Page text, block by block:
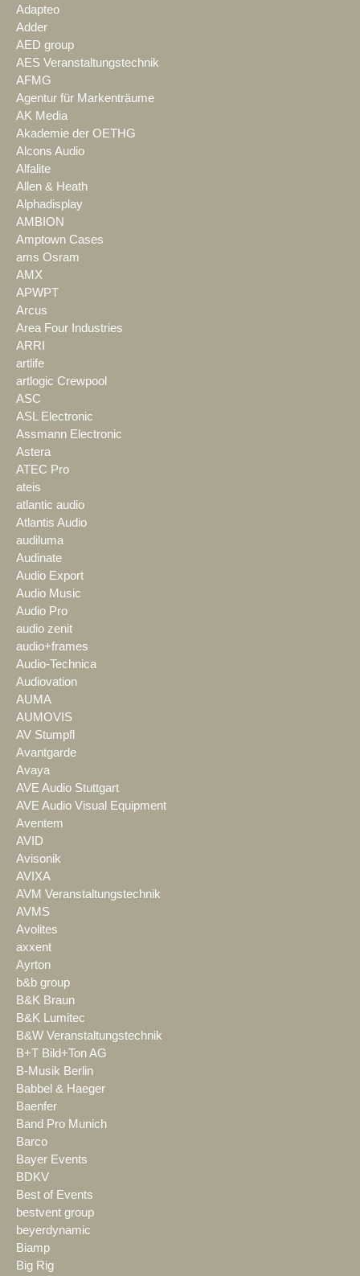
Adapteo
Adder
AED group
AES Veranstaltungstechnik
AFMG
Agentur für Markenträume
AK Media
Akademie der OETHG
Alcons Audio
Alfalite
Allen & Heath
Alphadisplay
AMBION
Amptown Cases
ams Osram
AMX
APWPT
Arcus
Area Four Industries
ARRI
artlife
artlogic Crewpool
ASC
ASL Electronic
Assmann Electronic
Astera
ATEC Pro
ateis
atlantic audio
Atlantis Audio
audiluma
Audinate
Audio Export
Audio Music
Audio Pro
audio zenit
audio+frames
Audio-Technica
Audiovation
AUMA
AUMOVIS
AV Stumpfl
Avantgarde
Avaya
AVE Audio Stuttgart
AVE Audio Visual Equipment
Aventem
AVID
Avisonik
AVIXA
AVM Veranstaltungstechnik
AVMS
Avolites
axxent
Ayrton
b&b group
B&K Braun
B&K Lumitec
B&W Veranstaltungstechnik
B+T Bild+Ton AG
B-Musik Berlin
Babbel & Haeger
Baenfer
Band Pro Munich
Barco
Bayer Events
BDKV
Best of Events
bestvent group
beyerdynamic
Biamp
Big Rig